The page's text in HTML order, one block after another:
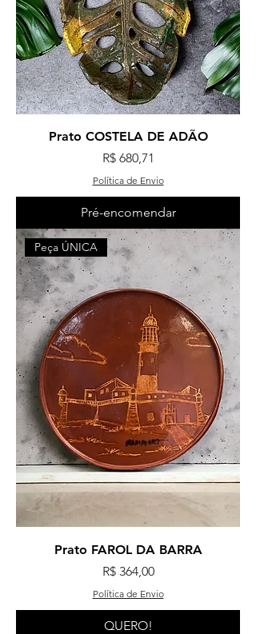
Prato COSTELA DE ADÃO
Preço
R$ 680,71
Política de Envio
Pré-encomendar
Peça ÚNICA
Prato FAROL DA BARRA
Preço
R$ 364,00
Política de Envio
QUERO!